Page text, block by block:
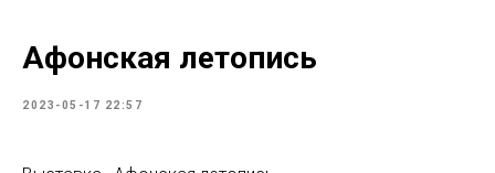
Афонская летопись
2023-05-17 22:57